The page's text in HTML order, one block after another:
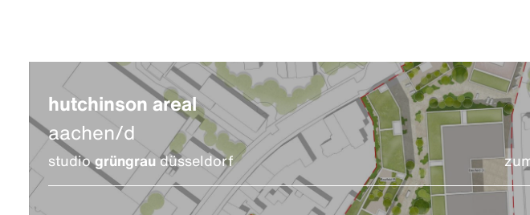
hutchinson areal
aachen/d
studiogrüngraudüsseldorf